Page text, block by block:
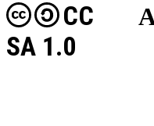
CC
SA 1.0